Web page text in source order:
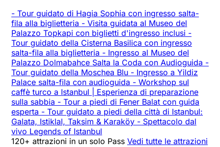
- Tour guidato di Hagia Sophia con ingresso salta-
fila alla biglietteria - Visita guidata al Museo del
Palazzo Topkapi con biglietti d'ingresso inclusi -
Tour guidato della Cisterna Basilica con ingresso
salta-fila alla biglietteria - Ingresso al Museo del
Palazzo Dolmabahce Salta la Coda con Audioguida -
Tour guidato della Moschea Blu - Ingresso a Yildiz
Palace salta-fila con audioguida - Workshop sul
caffè turco a Istanbul | Esperienza di preparazione
sulla sabbia - Tour a piedi di Fener Balat con guida
esperta - Tour guidato a piedi della città di Istanbul:
Galata, Istiklal, Taksim & Karaköy - Spettacolo dal
vivo Legends of Istanbul
120+ attrazioni in un solo Pass Vedi tutte le attrazioni